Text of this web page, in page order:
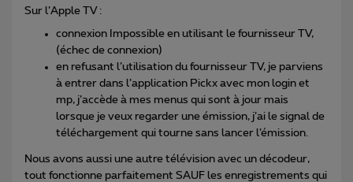
Sur l’Apple TV :
connexion Impossible en utilisant le fournisseur TV,
(échec de connexion)
en refusant l’utilisation du fournisseur TV, je parviens
à entrer dans l’application Pickx avec mon login et
mp, j’accède à mes menus qui sont à jour mais
lorsque je veux regarder une émission, j’ai le signal de
téléchargement qui tourne sans lancer l’émission.
Nous avons aussi une autre télévision avec un décodeur,
tout fonctionne parfaitement SAUF les enregistrements qui